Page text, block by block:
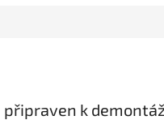
připraven k